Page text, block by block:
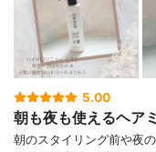
5.00
朝も夜も使えるヘア
朝のスタイリング前や夜